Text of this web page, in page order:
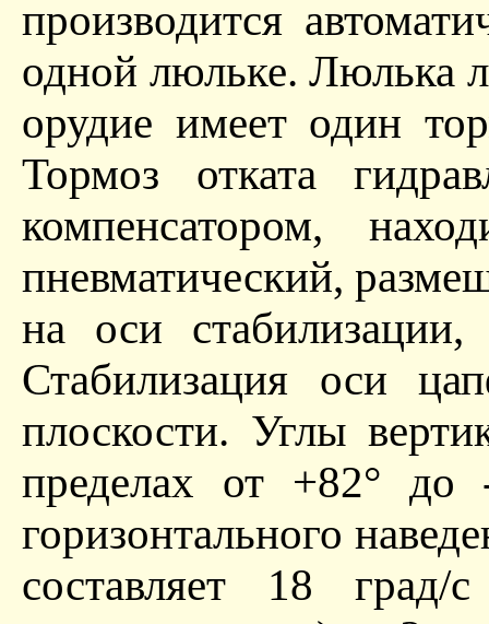
производится
одной люльке. Люлька
орудие имеет один
Тормоз отката
компенсатором,
пневматический,
на оси
Стабилизация оси
плоскости. Углы
пределах от +82° до
горизонтального
составляет 18